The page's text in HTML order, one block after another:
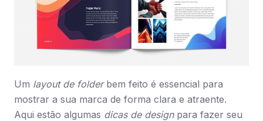
Um layout de folderbem feito é essencial para
mostrar a sua marca de forma clara e atraente.
Aqui estão algumas dicas de designpara fazer seu